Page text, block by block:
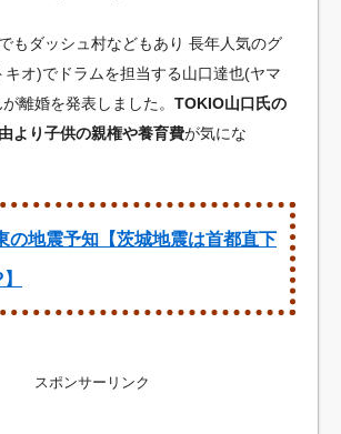
もダッシュ村などもあり 長年人気のグ
キオ)でドラムを担当する山口達也(ヤマ
離婚を発表しました。 TOKIO山口氏の
より子供の親権や養育費が気にな
の地震予知【茨城地震は首都直下
スポンサーリンク